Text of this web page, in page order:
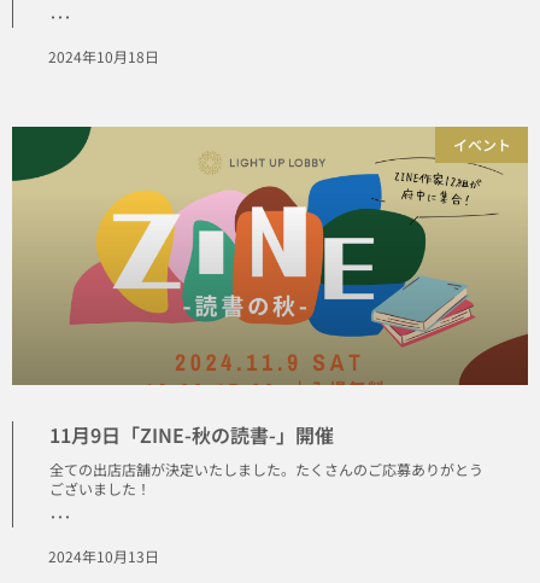
･･･
2024年10月18日
イベント
11月9日「ZINE-秋の読書-」開催
全ての出店店舗が決定いたしました。たくさんのご応募ありがとう
ございました！
･･･
2024年10月13日